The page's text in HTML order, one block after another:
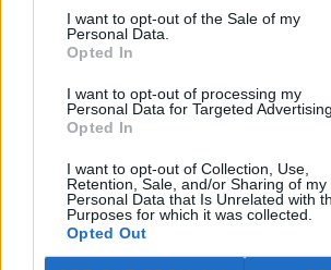
I want to opt-out of the Sale of my
Personal Data.
Opted In
I want to opt-out of processing my
Personal Data for Targeted Advertising.
Opted In
I want to opt-out of Collection, Use,
Retention, Sale, and/or Sharing of my
Personal Data that Is Unrelated with
Purposes for which it was collected.
Opted Out
poté, co
pobřežní
jejich loď, která pronásledovala velrybářské
Watsona jsou od té doby zadržováni v
palubě nebyl. Píše o tom agentura AFP s
Záchranná stanice v Praze přijímá
volně žijících zvířat
5.8.2026 17:40 | PRAHA (
Kvůli